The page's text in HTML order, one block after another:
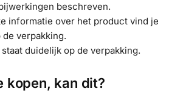
beschreven.
informatie over het product vind je
verpakking.
staat duidelijk op de verpakking.
kopen, kan dit?